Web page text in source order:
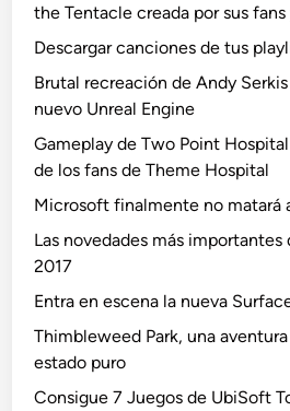
the Tentacle creada por sus fans
Descargar canciones de tus
Brutal recreación de Andy
nuevo Unreal Engine
Gameplay de Two Point
de los fans de Theme Hospital
Microsoft finalmente no matará
Las novedades más importantes
2017
Entra en escena la nueva
Thimbleweed Park, una
estado puro
Consigue 7 Juegos de UbiSoft